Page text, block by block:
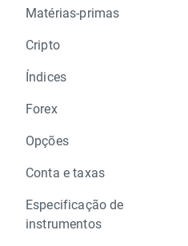
Matérias-primas
Cripto
Índices
Forex
Opções
Conta e taxas
Especificação de
instrumentos